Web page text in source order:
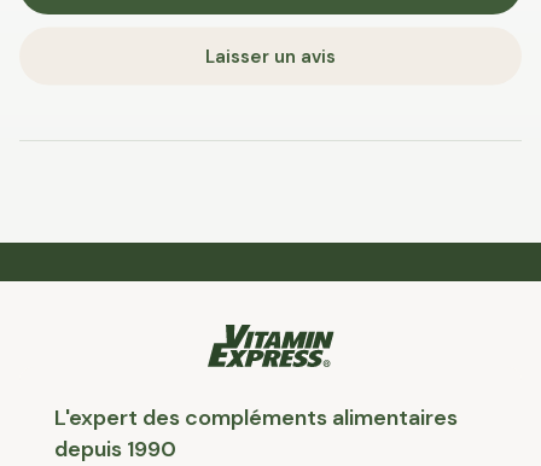
Laisser un avis
L'expert des compléments alimentaires
depuis 1990